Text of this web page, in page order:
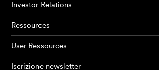
Investor Relations
Ressources
User Ressources
Iscrizione newsletter